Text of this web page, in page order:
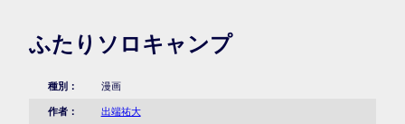
ふたりソロキャンプ
種別： 漫画
作者： 出端祐大